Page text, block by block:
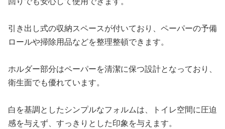
引き出し式の収納スペースが付いており、ペーパーの予備
ロールや掃除用品などを整理整頓できます。
ホルダー部分はペーパーを清潔に保つ設計となっており、
衛生面でも優れています。
白を基調としたシンプルなフォルムは、トイレ空間に圧迫
感を与えず、すっきりとした印象を与えます。